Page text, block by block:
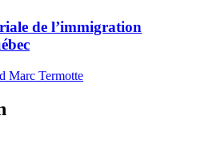
de l’immigration
Marc Termotte